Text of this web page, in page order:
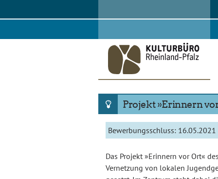
content
Projekt »Erinnern
Bewerbungsschluss: 16.05.2021
Das Projekt »Erinnern vor Ort«
Vernetzung von lokalen